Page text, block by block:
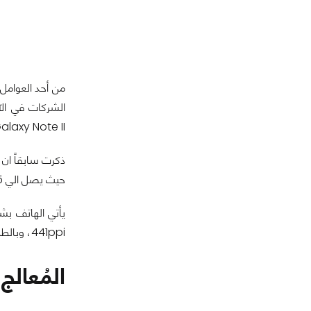
من أحد
الشركات في
Note II
ذكرت سابقاً
حيث يصل الي 5 انش، و اعتقد ان هذا هو اقل حجم لشاشة تدعم دقة
يأتي الهاتف
441ppi،
المُعالج